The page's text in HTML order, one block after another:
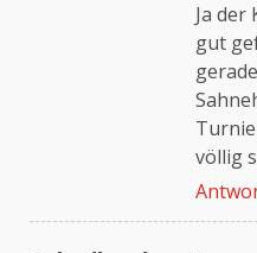
Anti-Spam von
Ja der
gut
völlig